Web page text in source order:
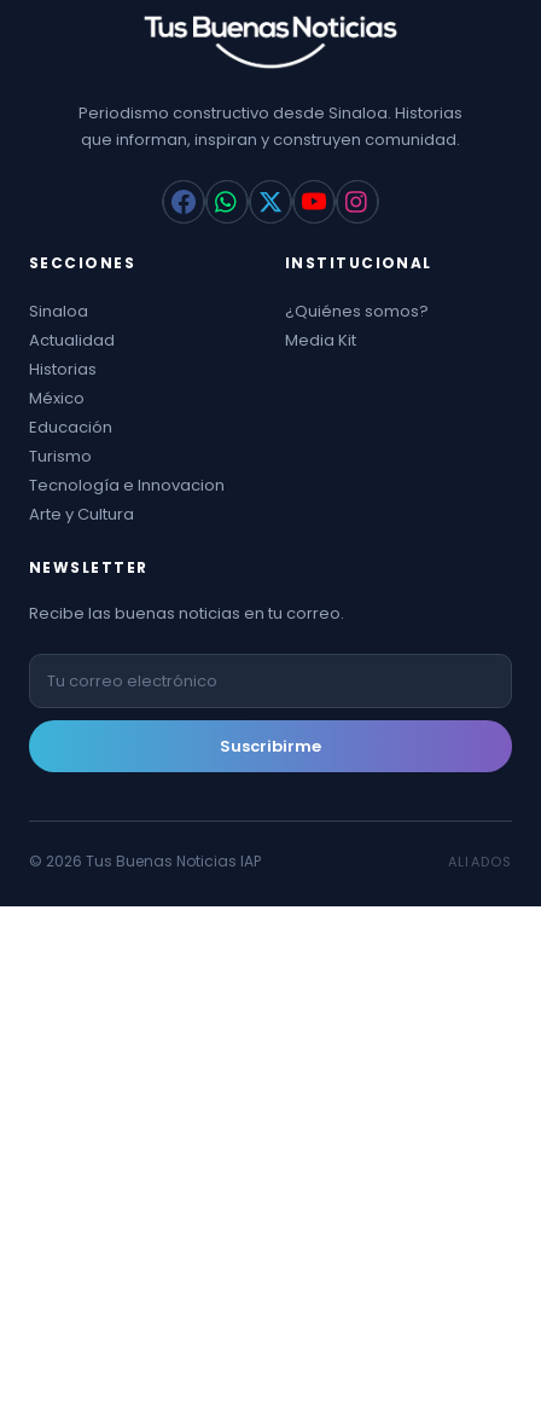
Periodismo constructivo desde Sinaloa. Historias
que informan, inspiran y construyen comunidad.
SECCIONES
Sinaloa
Actualidad
Historias
México
Educación
Turismo
Tecnología e Innovacion
Arte y Cultura
INSTITUCIONAL
¿Quiénes somos?
Media Kit
NEWSLETTER
Recibe las buenas noticias en tu correo.
Suscribirme
© 2026 Tus Buenas Noticias IAP ALIADOS